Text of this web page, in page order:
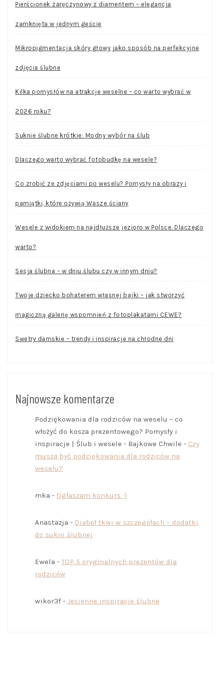
Pierścionek zaręczynowy z diamentem – elegancja
zamknięta w jednym geście
Mikropigmentacja skóry głowy jako sposób na perfekcyjne
zdjęcia ślubne
Kilka pomysłów na atrakcje weselne – co warto wybrać w
2026 roku?
Suknie ślubne krótkie: Modny wybór na ślub
Dlaczego warto wybrać fotobudkę na wesele?
Co zrobić ze zdjęciami po weselu? Pomysły na obrazy i
pamiątki, które ożywią Wasze ściany
Wesele z widokiem na najdłuższe jezioro w Polsce. Dlaczego
warto?
Sesja ślubna – w dniu ślubu czy w innym dniu?
Twoje dziecko bohaterem własnej bajki – jak stworzyć
magiczną galerię wspomnień z fotoplakatami CEWE?
Swetry damskie – trendy i inspiracje na chłodne dni
Najnowsze komentarze
Podziękowania dla rodziców na weselu – co
włożyć do kosza prezentowego? Pomysły i
inspiracje | Ślub i wesele - Bajkowe Chwile - Czy
muszą być podziękowania dla rodziców na
weselu?
mka - Ogłaszam konkurs :)
Anastazja - Diabeł tkwi w szczegółach – dodatki
do sukni ślubnej
Ewela -TOP 5 oryginalnych prezentów dla
rodziców
wikor3f - Jesienne inspiracje ślubne